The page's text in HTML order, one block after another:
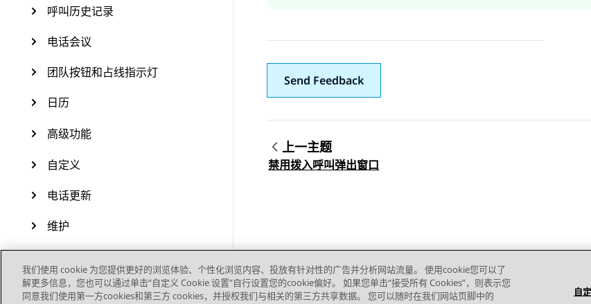
呼叫历史记录
电话会议
团队按钮和占线指示灯
日历
高级功能
自定义
电话更新
维护
Send Feedback
Topic navigation
上一主题
禁用拨入呼叫弹出窗口
我们使用 cookie 为您提供更好的浏览体验、个性化浏览内容、投放有针对性的广告并分析网站流量。 使用cookie您可以了
解更多信息，您也可以通过单击“自定义 Cookie 设置”自行设置您的cookie偏好。 如果您单击“接受所有 Cookies”，则表示您
同意我们使用第一方cookies和第三方 cookies，并授权我们与相关的第三方共享数据。 您可以随时在我们网站页脚中的
自